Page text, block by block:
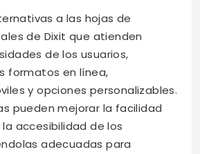
a las hojas de
de Dixit que atienden
de los usuarios,
formatos en línea,
y opciones personalizables.
pueden mejorar la facilidad
accesibilidad de los
adecuadas para